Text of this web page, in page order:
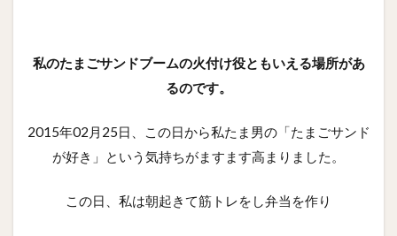
私のたまごサンドブームの火付け役ともいえる場所があ
るのです。
2015年02月25日、この日から私たま男の「たまごサンド
が好き」という気持ちがますます高まりました。
この日、私は朝起きて筋トレをし弁当を作り